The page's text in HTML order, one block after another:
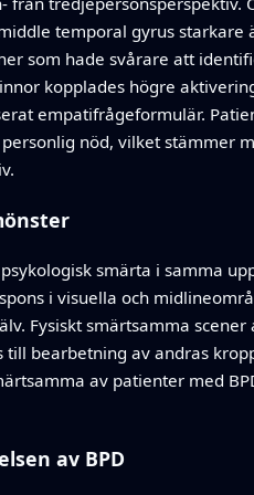
temporal gyrus
som hade svårare att
kopplades högre
empatifrågeformulär.
nöd, vilket stämmer
smärta i samma
i visuella och
Fysiskt smärtsamma
bearbetning av andras
av patienter med
av BPD